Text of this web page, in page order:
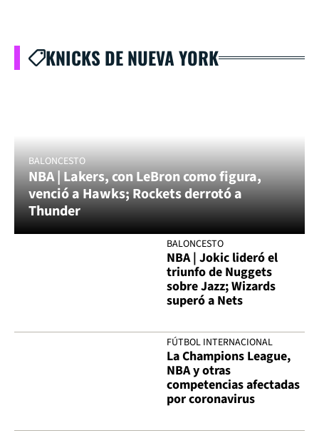
KNICKS DE NUEVA YORK
BALONCESTO
NBA | Lakers, con LeBron como figura,
venció a Hawks; Rockets derrotó a
Thunder
BALONCESTO
NBA | Jokic lideró el
triunfo de Nuggets
sobre Jazz; Wizards
superó a Nets
FÚTBOL INTERNACIONAL
La Champions League,
NBA y otras
competencias afectadas
por coronavirus